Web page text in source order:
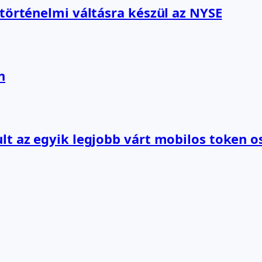
váltásra készül az NYSE
az egyik legjobb várt mobilos token